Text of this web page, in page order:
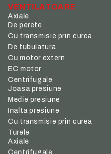
VENTILATOARE
Axiale
De perete
Cu transmisie prin curea
De tubulatura
Cu motor extern
EC motor
Centrifugale
Joasa presiune
Medie presiune
Inalta presiune
Cu transmisie prin curea
Turele
Axiale
Centrifugale